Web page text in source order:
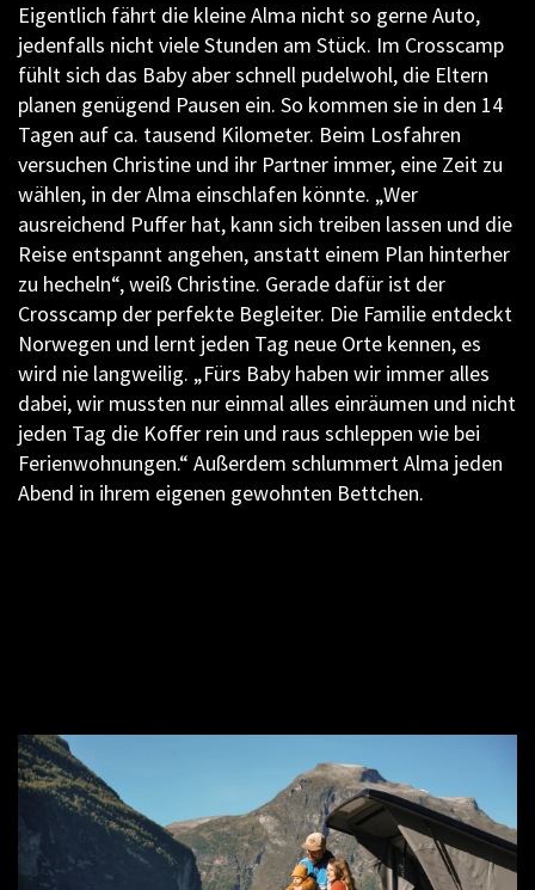
Eigentlich fährt die kleine Alma nicht so gerne Auto,
jedenfalls nicht viele Stunden am Stück. Im Crosscamp
fühlt sich das Baby aber schnell pudelwohl, die Eltern
planen genügend Pausen ein. So kommen sie in den 14
Tagen auf ca. tausend Kilometer. Beim Losfahren
versuchen Christine und ihr Partner immer, eine Zeit zu
wählen, in der Alma einschlafen könnte. „Wer
ausreichend Puffer hat, kann sich treiben lassen und die
Reise entspannt angehen, anstatt einem Plan hinterher
zu hecheln“, weiß Christine. Gerade dafür ist der
Crosscamp der perfekte Begleiter. Die Familie entdeckt
Norwegen und lernt jeden Tag neue Orte kennen, es
wird nie langweilig. „Fürs Baby haben wir immer alles
dabei, wir mussten nur einmal alles einräumen und nicht
jeden Tag die Koffer rein und raus schleppen wie bei
Ferienwohnungen.“ Außerdem schlummert Alma jeden
Abend in ihrem eigenen gewohnten Bettchen.